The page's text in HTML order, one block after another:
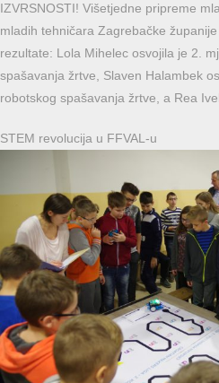
IZVRSNOSTI! Višetjedne pripreme
mladih tehničara Zagrebačke
rezultate: Lola Mihelec osvojila je 2.
spašavanja žrtve, Slaven Halambek
robotskog spašavanja žrtve, a Rea
STEM revolucija u FFVAL-u